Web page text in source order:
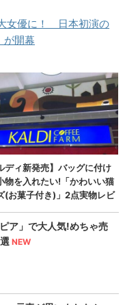
女優に！ 日本初演の
が開幕